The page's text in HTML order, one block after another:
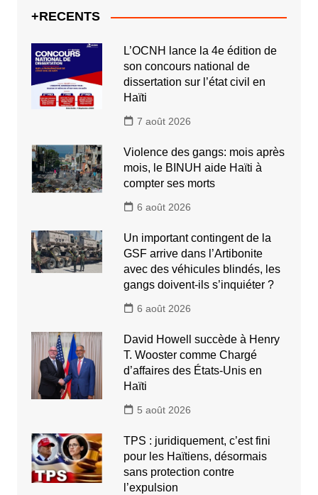
+RECENTS
L’OCNH lance la 4e édition de
son concours national de
dissertation sur l’état civil en
Haïti
7 août 2026
Violence des gangs: mois après
mois, le BINUH aide Haïti à
compter ses morts
6 août 2026
Un important contingent de la
GSF arrive dans l’Artibonite
avec des véhicules blindés, les
gangs doivent-ils s’inquiéter ?
6 août 2026
David Howell succède à Henry
T. Wooster comme Chargé
d’affaires des États-Unis en
Haïti
5 août 2026
TPS : juridiquement, c’est fini
pour les Haïtiens, désormais
sans protection contre
l’expulsion